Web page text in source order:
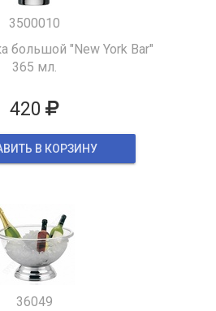
3500010
большой "New York Bar"
365 мл.
420
В КОРЗИНУ
36049